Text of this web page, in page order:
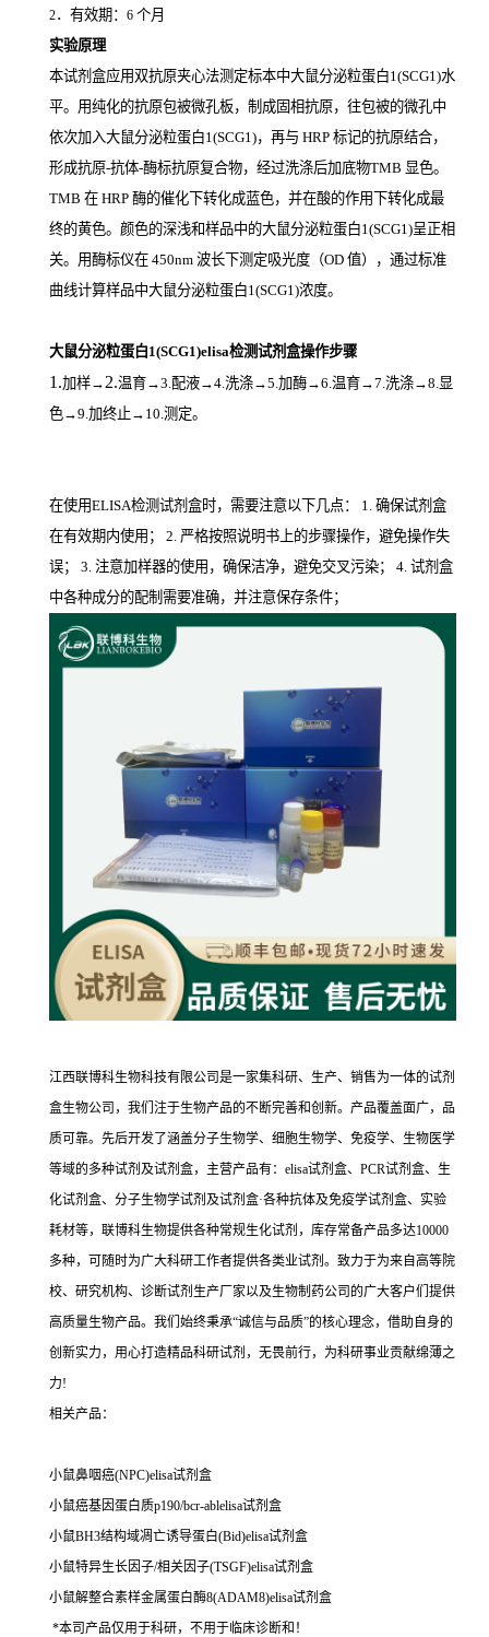
2．有效期： 6 个月
实验原理
本试剂盒应用双抗原夹心法测定标本中大鼠分泌粒蛋白1(SCG1)水
平。用纯化的抗原包被微孔板，制成固相抗原，往包被的微孔中
依次加入大鼠分泌粒蛋白1(SCG1)，再与 HRP 标记的抗原结合，
形成抗原-抗体-酶标抗原复合物，经过洗涤后加底物TMB 显色。
TMB 在 HRP 酶的催化下转化成蓝色，并在酸的作用下转化成最
终的黄色。颜色的深浅和样品中的大鼠分泌粒蛋白1(SCG1)呈正相
关。用酶标仪在 450nm 波长下测定吸光度（OD 值），通过标准
曲线计算样品中大鼠分泌粒蛋白1(SCG1)浓度。
大鼠分泌粒蛋白1(SCG1)elisa检测试剂盒操作步骤
1.加样→ 2.温育→3.配液→4.洗涤→5.加酶→6.温育→7.洗涤→8.显
色→9.加终止→10.测定。
在使用ELISA检测试剂盒时，需要注意以下几点： 1. 确保试剂盒
在有效期内使用； 2. 严格按照说明书上的步骤操作，避免操作失
误； 3. 注意加样器的使用，确保洁净，避免交叉污染； 4. 试剂盒
中各种成分的配制需要准确，并注意保存条件；
江西联博科生物科技有限公司是一家集科研、生产、销售为一体的试剂
盒生物公司，我们注于生物产品的不断完善和创新。产品覆盖面广，品
质可靠。先后开发了涵盖分子生物学、细胞生物学、免疫学、生物医学
等域的多种试剂及试剂盒，主营产品有：elisa试剂盒、PCR试剂盒、生
化试剂盒、分子生物学试剂及试剂盒·各种抗体及免疫学试剂盒、实验
耗材等，联博科生物提供各种常规生化试剂，库存常备产品多达10000
多种，可随时为广大科研工作者提供各类业试剂。致力于为来自高等院
校、研究机构、诊断试剂生产厂家以及生物制药公司的广大客户们提供
高质量生物产品。我们始终秉承“诚信与品质”的核心理念，借助自身的
创新实力，用心打造精品科研试剂，无畏前行，为科研事业贡献绵薄之
力!
相关产品：
小鼠鼻咽癌(NPC)elisa试剂盒
小鼠癌基因蛋白质p190/bcr-ablelisa试剂盒
小鼠BH3结构域凋亡诱导蛋白(Bid)elisa试剂盒
小鼠特异生长因子/相关因子(TSGF)elisa试剂盒
小鼠解整合素样金属蛋白酶8(ADAM8)elisa试剂盒
*本司产品仅用于科研，不用于临床诊断和！